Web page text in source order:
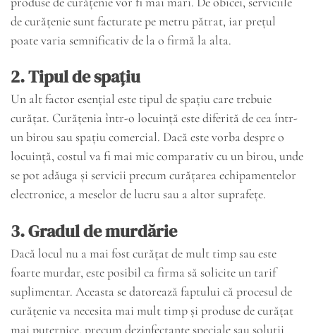
de curățenie sunt facturate pe metru pătrat, iar prețul
poate varia semnificativ de la o firmă la alta.
2.Tipul de spațiu
Un alt factor esențial este tipul de spațiu care trebuie
curățat. Curățenia într-o locuință este diferită de cea într-
un birou sau spațiu comercial. Dacă este vorba despre o
locuință, costul va fi mai mic comparativ cu un birou, unde
se pot adăuga și servicii precum curățarea echipamentelor
electronice, a meselor de lucru sau a altor suprafețe.
3.Gradul de murdărie
Dacă locul nu a mai fost curățat de mult timp sau este
foarte murdar, este posibil ca firma să solicite un tarif
suplimentar. Aceasta se datorează faptului că procesul de
curățenie va necesita mai mult timp și produse de curățat
mai puternice, precum dezinfectante speciale sau soluții